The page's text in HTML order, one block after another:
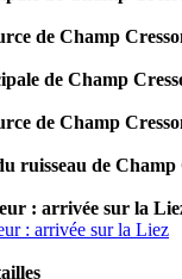
de Champ
de Champ
de Champ
ruisseau de Champ
: arrivée sur la
: arrivée sur la Liez